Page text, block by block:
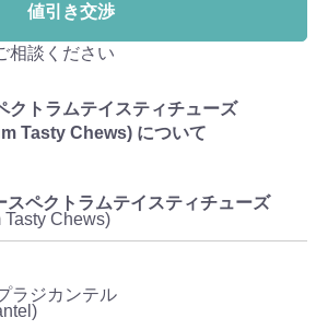
値引き交渉
相談ください
クトラムテイスティチューズ
Tasty Chews) について
スペクトラムテイスティチューズ
Tasty Chews)
ラジカンテル